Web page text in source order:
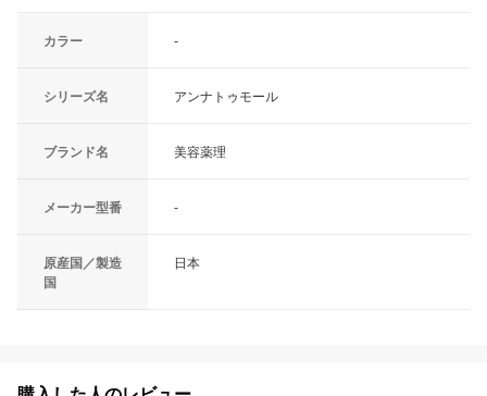
カラー -
シリーズ名 アンナトゥモール
ブランド名 美容薬理
メーカー型番 -
原産国／製造
国
日本